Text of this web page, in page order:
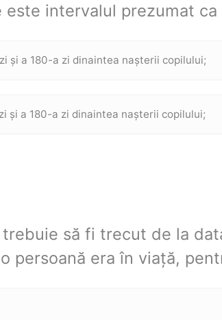
este intervalul prezumat
și a 180-a zi dinaintea nașterii copilului;
și a 180-a zi dinaintea nașterii copilului;
trebuie să fi trecut de la
persoană era în viață,